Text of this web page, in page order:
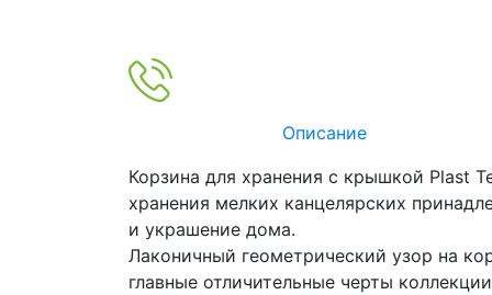
Описание
Корзина для хранения с крышкой Plast
хранения мелких канцелярских
и украшение дома.
Лаконичный геометрический узор на
главные отличительные черты